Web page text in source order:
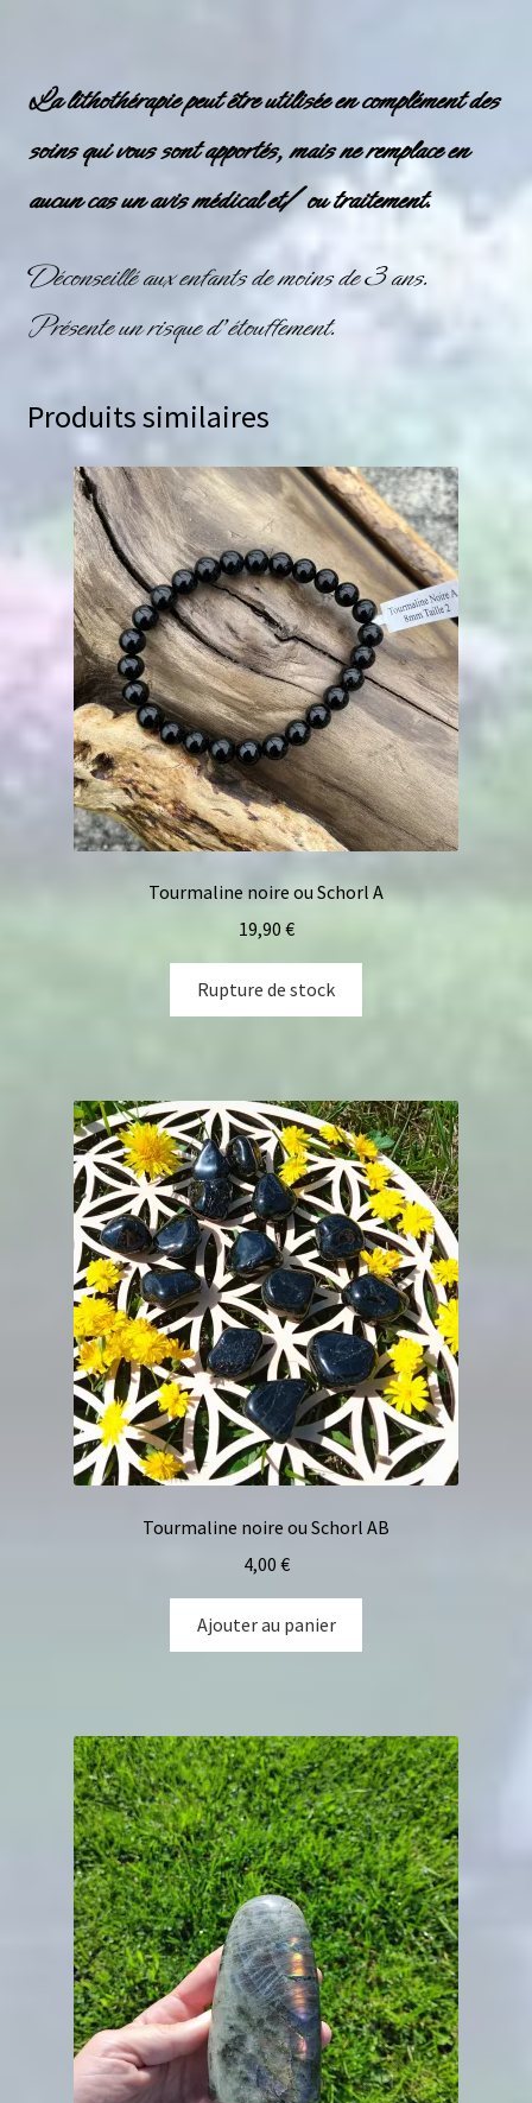
Lalithothérapiepeut être utilisée en complément des
soins qui vous sont apportés, mais ne remplace en
aucun cas un avis médical et/ ou traitement.
Déconseillé aux enfants de moins de 3 ans.
Présente un risque d’étouffement.
Produits similaires
Tourmaline noire ou Schorl A
19,90 €
Rupture de stock
Tourmaline noire ou Schorl AB
4,00 €
Ajouter au panier